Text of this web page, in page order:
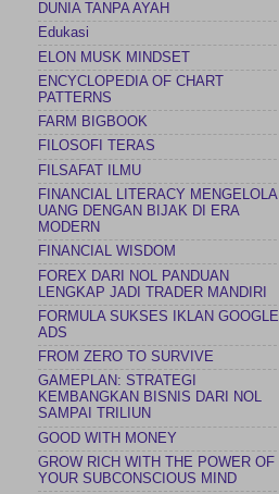
DUNIA TANPA AYAH
Edukasi
ELON MUSK MINDSET
ENCYCLOPEDIA OF CHART
PATTERNS
FARM BIGBOOK
FILOSOFI TERAS
FILSAFAT ILMU
FINANCIAL LITERACY MENGELOLA
UANG DENGAN BIJAK DI ERA
MODERN
FINANCIAL WISDOM
FOREX DARI NOL PANDUAN
LENGKAP JADI TRADER MANDIRI
FORMULA SUKSES IKLAN GOOGLE
ADS
FROM ZERO TO SURVIVE
GAMEPLAN: STRATEGI
KEMBANGKAN BISNIS DARI NOL
SAMPAI TRILIUN
GOOD WITH MONEY
GROW RICH WITH THE POWER OF
YOUR SUBCONSCIOUS MIND